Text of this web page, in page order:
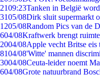
2109:23Tanken in België
3105/08Dirk sluit supermarkt
1205/08Random Pics van de
604/08Kraftwerk brengt
2004/08Apple vecht Britse
8104/08'Witte' mannen
3004/08Ceuta-leider noemt
604/08Grote natuurbrand